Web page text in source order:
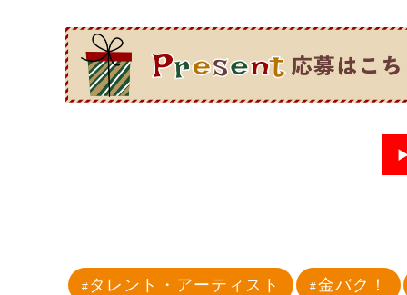
タレント・アーティスト 金バク！